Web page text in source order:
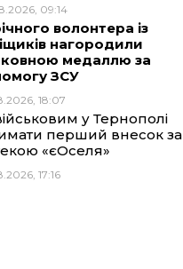
09:14
волонтера із
нагородили
медаллю за
ЗСУ
18:07
у Тернополі
перший внесок за
«єОселя»
17:16